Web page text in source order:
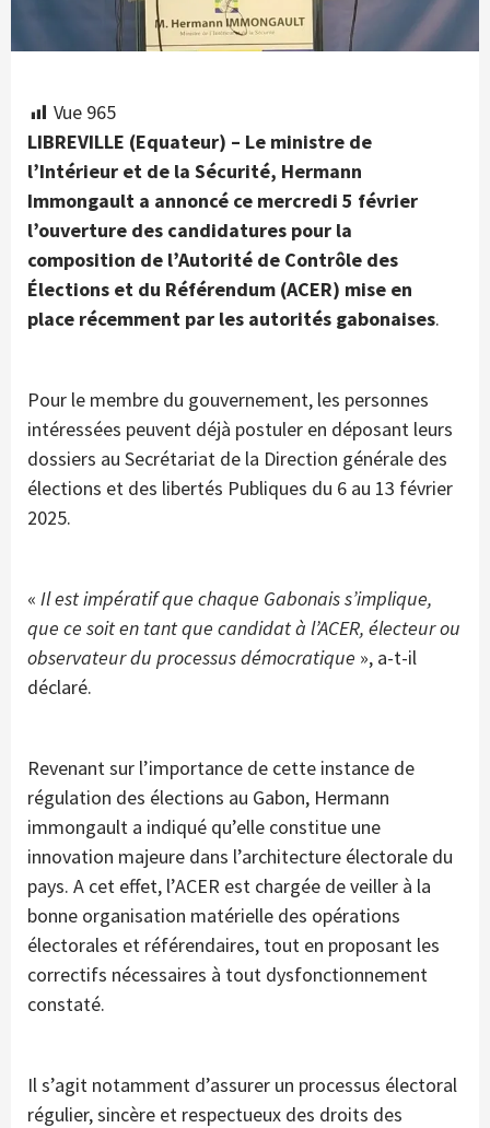
Vue 965
LIBREVILLE (Equateur) – Le ministre de
l’Intérieur et de la Sécurité, Hermann
Immongault a annoncé ce mercredi 5 février
l’ouverture des candidatures pour la
composition de l’Autorité de Contrôle des
Élections et du Référendum (ACER) mise en
place récemment par les autorités gabonaises.
Pour le membre du gouvernement, les personnes
intéressées peuvent déjà postuler en déposant leurs
dossiers au Secrétariat de la Direction générale des
élections et des libertés Publiques du 6 au 13 février
2025.
« Il est impératif que chaque Gabonais s’implique,
que ce soit en tant que candidat à l’ACER, électeur ou
observateur du processus démocratique », a-t-il
déclaré.
Revenant sur l’importance de cette instance de
régulation des élections au Gabon, Hermann
immongault a indiqué qu’elle constitue une
innovation majeure dans l’architecture électorale du
pays. A cet effet, l’ACER est chargée de veiller à la
bonne organisation matérielle des opérations
électorales et référendaires, tout en proposant les
correctifs nécessaires à tout dysfonctionnement
constaté.
Il s’agit notamment d’assurer un processus électoral
régulier, sincère et respectueux des droits des